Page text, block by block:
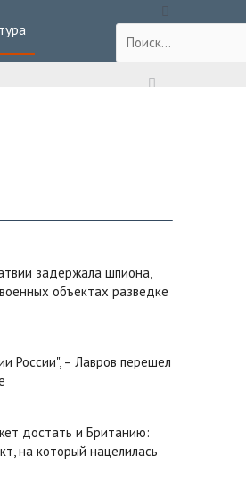
задержала шпиона,
объектах разведке
России", – Лавров перешел
достать и Британию:
на который нацелилась